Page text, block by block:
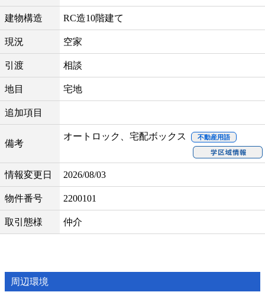
建物構造 RC造10階建て
現況 空家
引渡 相談
地目 宅地
追加項目
備考
オートロック、宅配ボックス 不動産用語
情報変更日 2026/08/03
物件番号 2200101
取引態様 仲介
周辺環境